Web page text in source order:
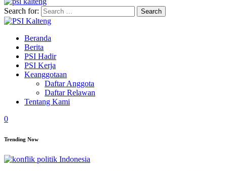
Search for:
Beranda
Berita
PSI Hadir
PSI Kerja
Keanggotaan
Daftar Anggota
Daftar Relawan
Tentang Kami
0
Trending Now